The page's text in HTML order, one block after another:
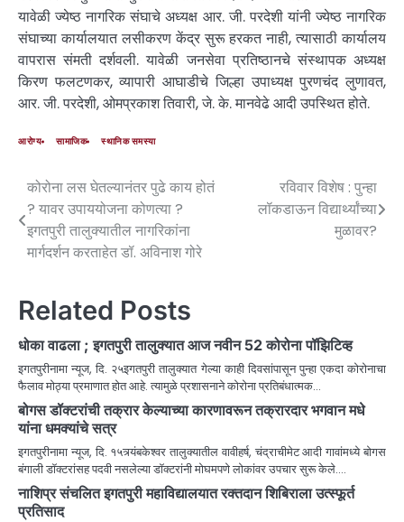
यावेळी ज्येष्ठ नागरिक संघाचे अध्यक्ष आर. जी. परदेशी यांनी ज्येष्ठ नागरिक
संघाच्या कार्यालयात लसीकरण केंद्र सुरू हरकत नाही, त्यासाठी कार्यालय
वापरास संमती दर्शवली. यावेळी जनसेवा प्रतिष्ठानचे संस्थापक अध्यक्ष
किरण फलटणकर, व्यापारी आघाडीचे जिल्हा उपाध्यक्ष पुरणचंद लुणावत,
आर. जी. परदेशी, ओमप्रकाश तिवारी, जे. के. मानवेढे आदी उपस्थित होते.
आरोग्य सामाजिक स्थानिक समस्या
कोरोना लस घेतल्यानंतर पुढे काय होतं
? यावर उपाययोजना कोणत्या ?
इगतपुरी तालुक्यातील नागरिकांना
मार्गदर्शन करताहेत डॉ. अविनाश गोरे
रविवार विशेष : पुन्हा
लॉकडाऊन विद्यार्थ्यांच्या
मुळावर?
Related Posts
धोका वाढला ; इगतपुरी तालुक्यात आज नवीन 52 कोरोना पॉझिटिव्ह
इगतपुरीनामा न्यूज, दि. २५इगतपुरी तालुक्यात गेल्या काही दिवसांपासून पुन्हा एकदा कोरोनाचा
फैलाव मोठ्या प्रमाणात होत आहे. त्यामुळे प्रशासनाने कोरोना प्रतिबंधात्मक…
बोगस डॉक्टरांची तक्रार केल्याच्या कारणावरून तक्रारदार भगवान मधे
यांना धमक्यांचे सत्र
इगतपुरीनामा न्यूज, दि. १५त्र्यंबकेश्वर तालुक्यातील वावीहर्ष, चंद्राचीमेट आदी गावांमध्ये बोगस
बंगाली डॉक्टरांसह पदवी नसलेल्या डॉक्टरांनी मोघमपणे लोकांवर उपचार सुरू केले.…
नाशिप्र संचलित इगतपुरी महाविद्यालयात रक्तदान शिबिराला उत्स्फूर्त
प्रतिसाद